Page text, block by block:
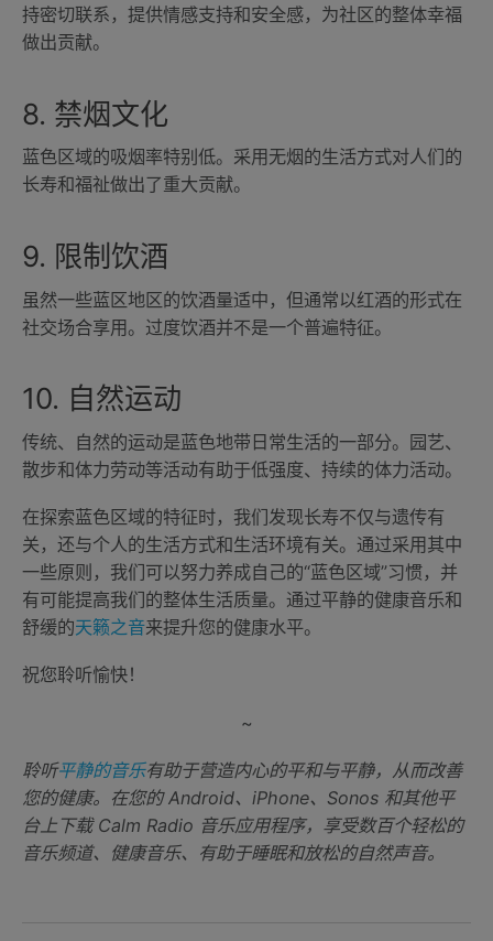
持密切联系，提供情感支持和安全感，为社区的整体幸福
做出贡献。
8. 禁烟文化
蓝色区域的吸烟率特别低。采用无烟的生活方式对人们的
长寿和福祉做出了重大贡献。
9. 限制饮酒
虽然一些蓝区地区的饮酒量适中，但通常以红酒的形式在
社交场合享用。过度饮酒并不是一个普遍特征。
10. 自然运动
传统、自然的运动是蓝色地带日常生活的一部分。园艺、
散步和体力劳动等活动有助于低强度、持续的体力活动。
在探索蓝色区域的特征时，我们发现长寿不仅与遗传有
关，还与个人的生活方式和生活环境有关。通过采用其中
一些原则，我们可以努力养成自己的“蓝色区域”习惯，并
有可能提高我们的整体生活质量。通过平静的健康音乐和
舒缓的天籁之音来提升您的健康水平。
祝您聆听愉快！
~
聆听平静的音乐有助于营造内心的平和与平静，从而改善
您的健康。在您的 Android、iPhone、Sonos 和其他平
台上下载 Calm Radio 音乐应用程序，享受数百个轻松的
音乐频道、健康音乐、有助于睡眠和放松的自然声音。